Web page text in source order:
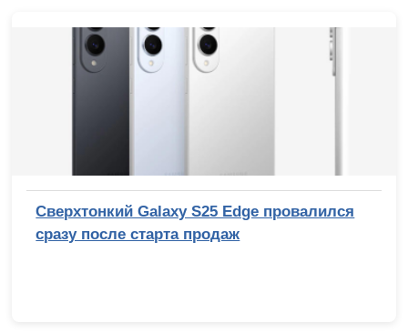
Сверхтонкий Galaxy S25 Edge провалился
сразу после старта продаж